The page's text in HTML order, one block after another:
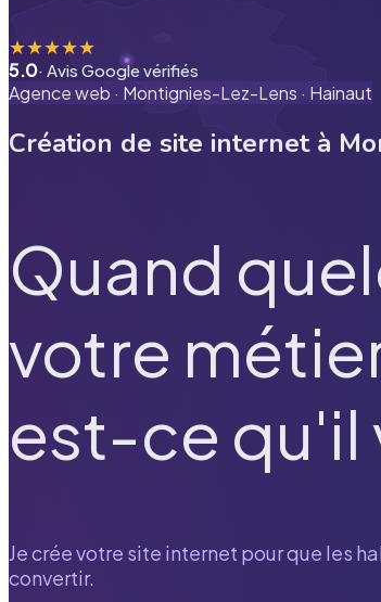
★★★★★
5.0· Avis Google vérifiés
Agence web · Montignies-Lez-Lens · Hainaut
Création de site internet à
Quand
votre
est-ce qu'il
Je crée votre site internet pour que les
convertir.